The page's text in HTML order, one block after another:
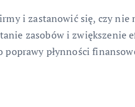
i zastanowić się, czy nie
zasobów i zwiększenie
płynności